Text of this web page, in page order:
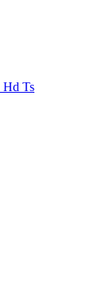
Hd Ts